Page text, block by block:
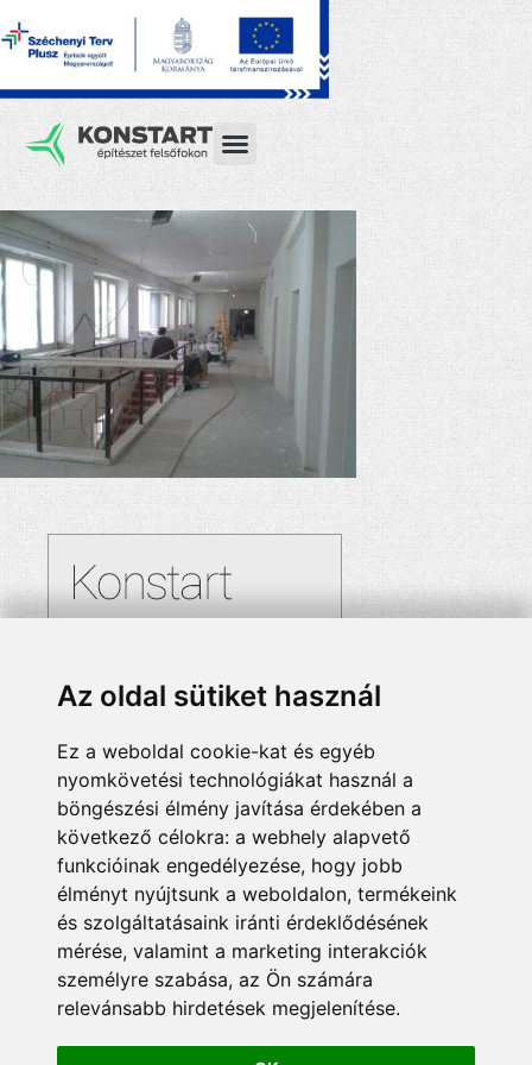
Az oldal sütiket használ
Ez a weboldal cookie-kat és egyéb
nyomkövetési technológiákat használ a
böngészési élmény javítása érdekében a
következő célokra: a webhely alapvető
funkcióinak engedélyezése, hogy jobb
élményt nyújtsunk a weboldalon, termékeink
és szolgáltatásaink iránti érdeklődésének
mérése, valamint a marketing interakciók
személyre szabása, az Ön számára
relevánsabb hirdetések megjelenítése.